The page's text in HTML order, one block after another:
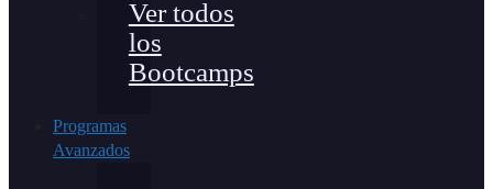
Ver todos
los
Bootcamps
Programas
Avanzados